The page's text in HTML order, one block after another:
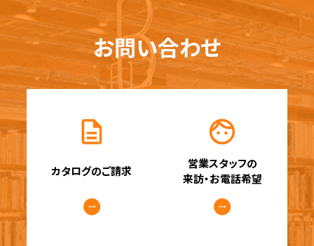
お問い合わせ
カタログのご請求
営業スタッフの
来訪・お電話希望